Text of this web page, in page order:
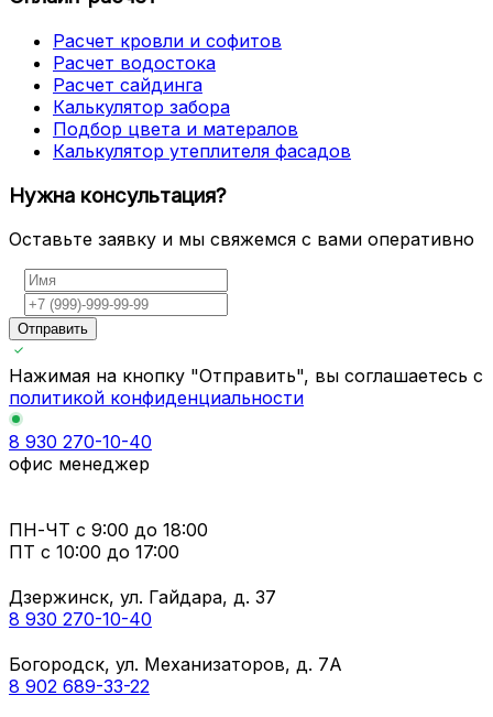
Расчет кровли и софитов
Расчет водостока
Расчет сайдинга
Калькулятор забора
Подбор цвета и матералов
Калькулятор утеплителя фасадов
Нужна консультация?
Оставьте заявку и мы свяжемся с вами оперативно
Отправить
Нажимая на кнопку "Отправить", вы соглашаетесь с
политикой конфиденциальности
8 930 270-10-40
офис менеджер
ПН-ЧТ с 9:00 до 18:00
ПТ с 10:00 до 17:00
Дзержинск, ул. Гайдара, д. 37
8 930 270-10-40
Богородск, ул. Механизаторов, д. 7А
8 902 689-33-22